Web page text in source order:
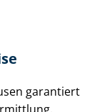
garantiert